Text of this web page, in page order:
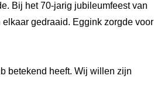
Bij het 70-jarig jubileumfeest van
gedraaid. Eggink zorgde voor
betekend heeft. Wij willen zijn